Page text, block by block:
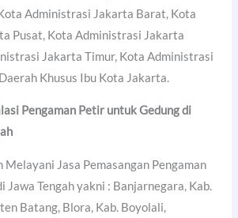
Administrasi Jakarta Barat, Kota
Pusat, Kota Administrasi Jakarta
Jakarta Timur, Kota Administrasi
Khusus Ibu Kota Jakarta.
Pengaman Petir untuk Gedung di
Melayani Jasa Pemasangan Pengaman
Jawa Tengah yakni : Banjarnegara, Kab.
Batang, Blora, Kab. Boyolali,